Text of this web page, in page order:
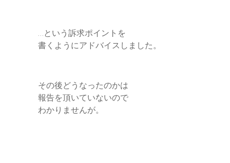
…という訴求ポイントを
書くようにアドバイスしました。
その後どうなったのかは
報告を頂いていないので
わかりませんが。